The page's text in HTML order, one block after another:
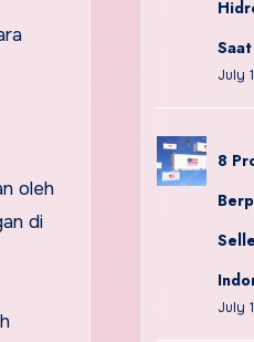
oleh
di
July
8
July